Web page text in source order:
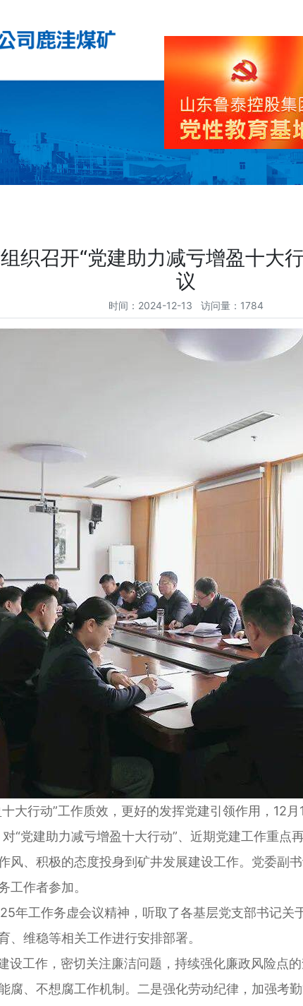
首 页 企业简介
织召开“党建助力减亏增盈十大
议
时间：2024-12-13 访问量：1784
行动”工作质效，更好的发挥党建引领作用，12月
“党建助力减亏增盈十大行动”、近期党建工作重点
风、积极的态度投身到矿井发展建设工作。党委副
工作者参加。
工作务虚会议精神，听取了各基层党支部书记关
维稳等相关工作进行安排部署。
工作，密切关注廉洁问题，持续强化廉政风险点
腐、不想腐工作机制。二是强化劳动纪律，加强考